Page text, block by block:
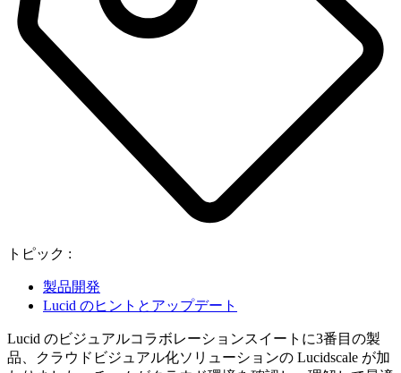
トピック :
製品開発
Lucid のヒントとアップデート
Lucid のビジュアルコラボレーションスイートに3番目の製
品、クラウドビジュアル化ソリューションの Lucidscale が加